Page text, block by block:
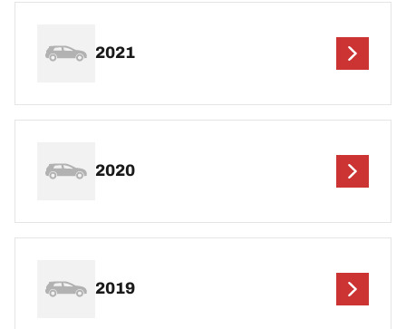
2021
2020
2019